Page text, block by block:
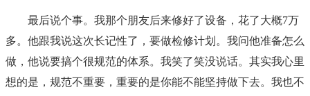
最后说个事。我那个朋友后来修好了设备，花了大概7万
多。他跟我说这次长记性了，要做检修计划。我问他准备怎么
做，他说要搞个很规范的体系。我笑了笑没说话。其实我心里
想的是，规范不重要，重要的是你能不能坚持做下去。我也不